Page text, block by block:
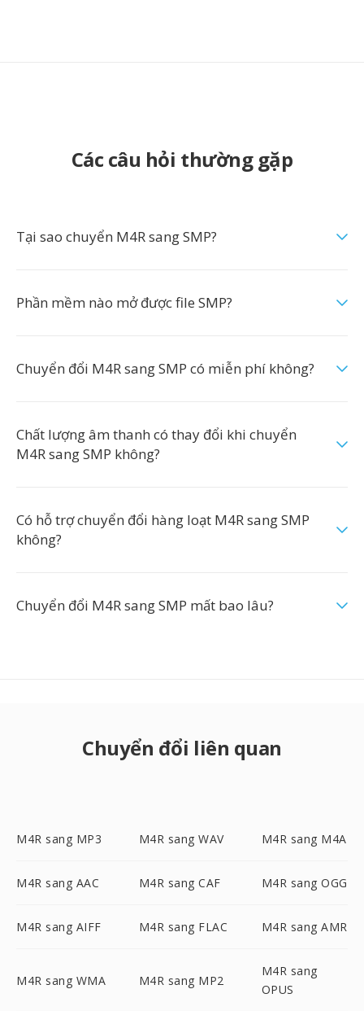
Các câu hỏi thường gặp
Tại sao chuyển M4R sang SMP?
Phần mềm nào mở được file SMP?
Chuyển đổi M4R sang SMP có miễn phí không?
Chất lượng âm thanh có thay đổi khi chuyển
M4R sang SMP không?
Có hỗ trợ chuyển đổi hàng loạt M4R sang SMP
không?
Chuyển đổi M4R sang SMP mất bao lâu?
Chuyển đổi liên quan
M4R sang MP3 M4R sang WAV M4R sang M4A
M4R sang AAC M4R sang CAF M4R sang OGG
M4R sang AIFF M4R sang FLAC M4R sang AMR
M4R sang WMA M4R sang MP2
M4R sang
OPUS